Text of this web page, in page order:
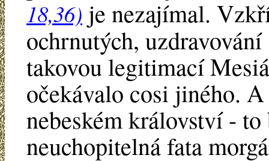
18,36) je nezajímal.
ochrnutých,
takovou legitimací
očekávalo cosi jiného.
nebeském království -
neuchopitelná fata